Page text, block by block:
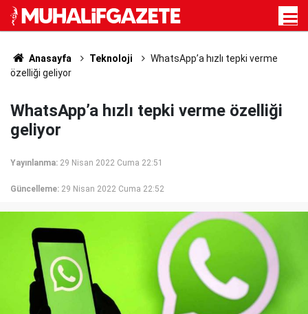
Anasayfa Teknoloji
WhatsApp’a hızlı tepki verme
özelliği geliyor
WhatsApp’a hızlı tepki verme özelliği
geliyor
Yayınlanma: 29 Nisan 2022 Cuma 22:51
Güncelleme: 29 Nisan 2022 Cuma 22:52